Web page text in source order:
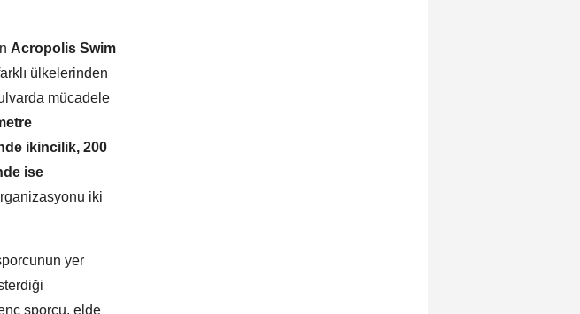
Acropolis Swim
ülkelerinden
mücadele
ikincilik, 200
ise
iki
yer
sporcu, elde